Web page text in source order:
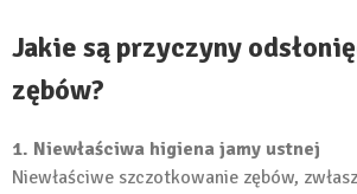
Jakie są przyczyny
zębów?
1. Niewłaściwa higiena jamy ustnej
Niewłaściwe szczotkowanie zębów,